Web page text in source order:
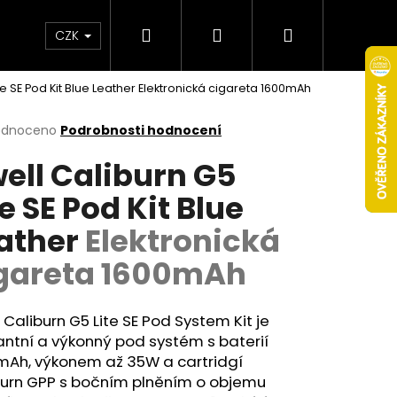
Obchodní podmínky Věrnostní program
CZK Hledat PřihlášeníNákupní
SE Pod Kit Blue LeatherElektronická cigareta 1600mAh
Podrobnosti hodnocení
Caliburn G5
SE Pod Kit Blue
Elektronická
1600mAh
G5 Lite SE Pod System Kit je
a výkonný pod systém s baterií
výkonem až 35W a cartridgí
GPP s bočním plněním o objemu
Následující